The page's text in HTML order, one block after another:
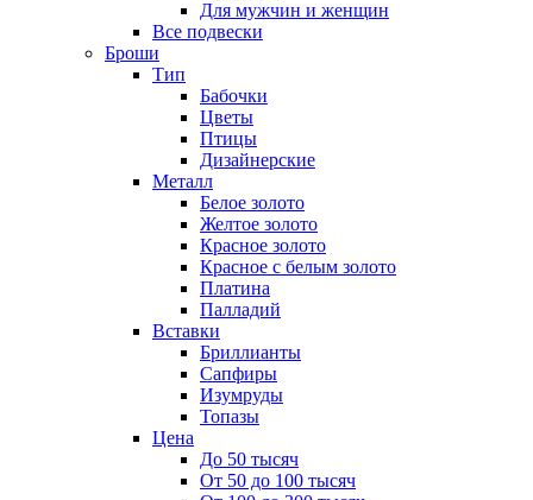
Для мужчин и женщин
Все подвески
Броши
Тип
Бабочки
Цветы
Птицы
Дизайнерские
Металл
Белое золото
Желтое золото
Красное золото
Красное с белым золото
Платина
Палладий
Вставки
Бриллианты
Сапфиры
Изумруды
Топазы
Цена
До 50 тысяч
От 50 до 100 тысяч